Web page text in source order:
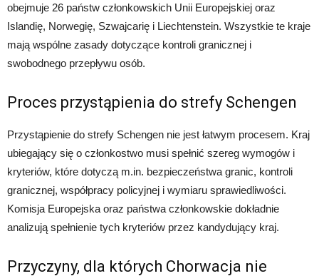
obejmuje 26 państw członkowskich Unii Europejskiej oraz
Islandię, Norwegię, Szwajcarię i Liechtenstein. Wszystkie te kraje
mają wspólne zasady dotyczące kontroli granicznej i
swobodnego przepływu osób.
Proces przystąpienia do strefy Schengen
Przystąpienie do strefy Schengen nie jest łatwym procesem. Kraj
ubiegający się o członkostwo musi spełnić szereg wymogów i
kryteriów, które dotyczą m.in. bezpieczeństwa granic, kontroli
granicznej, współpracy policyjnej i wymiaru sprawiedliwości.
Komisja Europejska oraz państwa członkowskie dokładnie
analizują spełnienie tych kryteriów przez kandydujący kraj.
Przyczyny, dla których Chorwacja nie